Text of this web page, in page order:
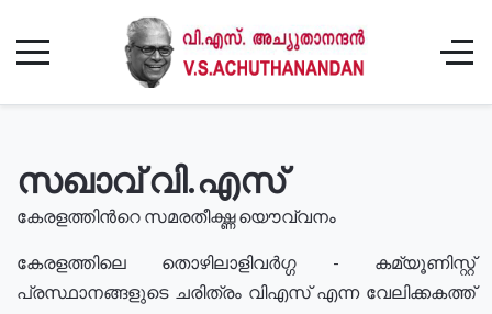
സഖാവ് വി.എസ്
കേരളത്തിൻറെ സമരതീക്ഷ്ണ യൌവ്വനം
കേരളത്തിലെ തൊഴിലാളിവർഗ്ഗ - കമ്യൂണിസ്റ്റ്
പ്രസ്ഥാനങ്ങളുടെ ചരിത്രം വിഎസ് എന്ന വേലിക്കകത്ത്